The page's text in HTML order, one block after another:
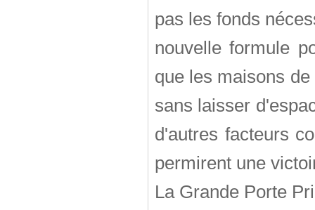
pas les fonds
nouvelle formule
que les maisons
sans laisser
d'autres facteurs
permirent une
La Grande Porte